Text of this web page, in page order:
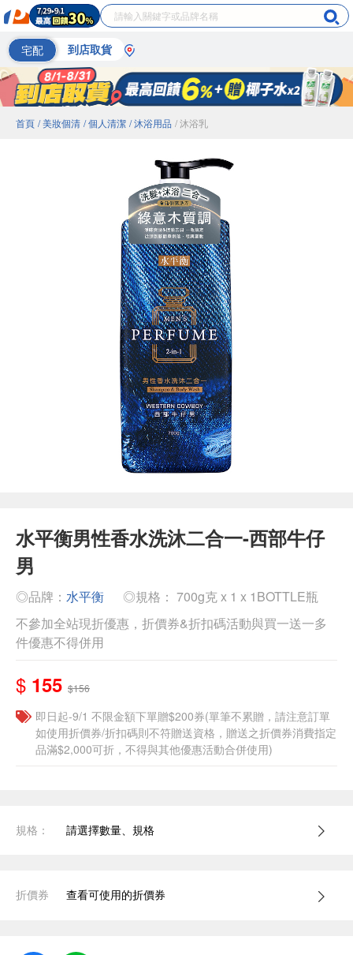
宅配 到店取貨
首頁 / 美妝個清 / 個人清潔 / 沐浴用品 / 沐浴乳
水平衡男性香水洗沐二合一-西部牛仔
男
◎品牌： 水平衡
◎規格： 700g克 x 1 x 1BOTTLE瓶
不參加全站現折優惠，折價券&折扣碼活動與買一送一多
件優惠不得併用
$ 155 $156
即日起-9/1 不限金額下單贈$200券(單筆不累贈，請注意訂單
如使用折價券/折扣碼則不符贈送資格，贈送之折價券消費指定
品滿$2,000可折，不得與其他優惠活動合併使用)
規格： 請選擇數量、規格
折價券 查看可使用的折價券